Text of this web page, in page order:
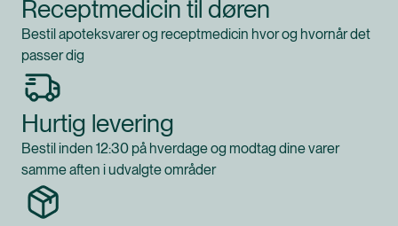
Receptmedicin til døren
Bestil apoteksvarer og receptmedicin hvor og hvornår det
passer dig
Hurtig levering
Bestil inden 12:30 på hverdage og modtag dine varer
samme aften i udvalgte områder